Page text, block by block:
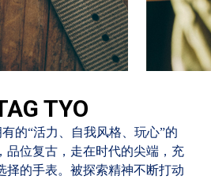
TYO
的“活力、自我风格、玩心”的
品位复古，走在时代的尖端，充
择的手表。被探索精神不断打动